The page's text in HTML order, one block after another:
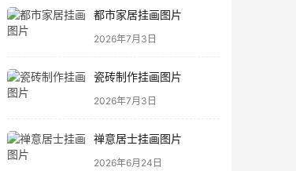
都市家居挂画图片
2026年7月3日
瓷砖制作挂画图片
2026年7月3日
禅意居士挂画图片
2026年6月24日